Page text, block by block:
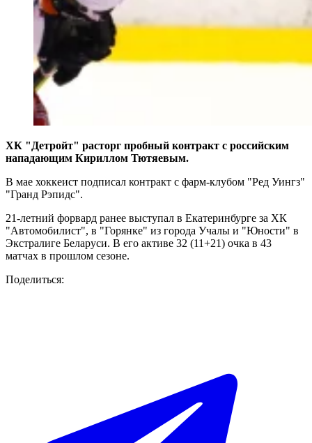
ХК "Детройт" расторг пробный контракт с российским
нападающим Кириллом Тютяевым.
В мае хоккеист подписал контракт с фарм-клубом "Ред Уингз"
"Гранд Рэпидс".
21-летний форвард ранее выступал в Екатеринбурге за ХК
"Автомобилист", в "Горянке" из города Учалы и "Юности" в
Экстралиге Беларуси. В его активе 32 (11+21) очка в 43
матчах в прошлом сезоне.
Поделиться: